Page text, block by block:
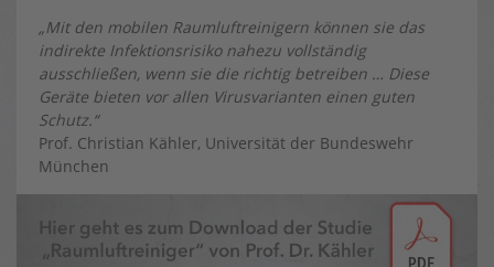
„Mit den mobilen Raumluftreinigern können sie das
indirekte Infektionsrisiko nahezu vollständig
ausschließen, wenn sie die richtig betreiben … Diese
Geräte bieten vor allen Virusvarianten einen guten
Schutz.“
Prof. Christian Kähler, Universität der Bundeswehr
München